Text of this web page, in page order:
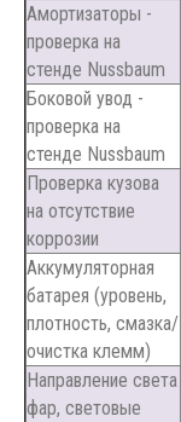
Амортизаторы -
проверка на
стенде Nussbaum
Боковой увод -
проверка на
стенде Nussbaum
Проверка кузова
на отсутствие
коррозии
Аккумуляторная
батарея (уровень,
плотность, смазка/
очистка клемм)
Направление света
фар, световые